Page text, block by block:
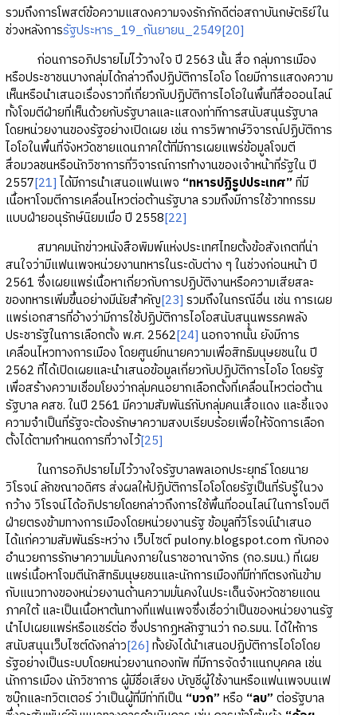
รวมถึงการโพสต์ข้อความแสดงความจงรักภักดีต่อสถาบันกษัตริย์ใน
ช่วงหลังการรัฐประหาร_19_กันยายน_2549[20]
ก่อนการอภิปรายไม่ไว้วางใจ ปี 2563 นั้น สื่อ กลุ่มการเมือง
หรือประชาชนบางกลุ่มได้กล่าวถึงปฏิบัติการไอโอ โดยมีการแสดงความ
เห็นหรือนำเสนอเรื่องราวที่เกี่ยวกับปฏิบัติการไอโอในพื้นที่สื่อออนไลน์
ทั้งโจมตีฝ่ายที่เห็นด้วยกับรัฐบาลและแสดงท่าทีการสนับสนุนรัฐบาล
โดยหน่วยงานของรัฐอย่างเปิดเผย เช่น การวิพากษ์วิจารณ์ปฏิบัติการ
ไอโอในพื้นที่จังหวัดชายแดนภาคใต้ที่มีการเผยแพร่ข้อมูลโจมตี
สื่อมวลชนหรือนักวิชาการที่วิจารณ์การทำงานของเจ้าหน้าที่รัฐใน ปี
2557[21] ได้มีการนำเสนอแฟนเพจ “ทหารปฏิรูปประเทศ” ที่มี
เนื้อหาโจมตีการเคลื่อนไหวต่อต้านรัฐบาล รวมถึงมีการใช้วาทกรรม
แบบฝ่ายอนุรักษ์นิยมเมื่อ ปี 2558[22]
สมาคมนักข่าวหนังสือพิมพ์แห่งประเทศไทยตั้งข้อสังเกตที่น่า
สนใจว่ามีแฟนเพจหน่วยงานทหารในระดับต่าง ๆ ในช่วงก่อนหน้า ปี
2561 ซึ่งเผยแพร่เนื้อหาเกี่ยวกับการปฏิบัติงานหรือความเสียสละ
ของทหารเพิ่มขึ้นอย่างมีนัยสำคัญ[23] รวมถึงในกรณีอื่น เช่น การเผย
แพร่เอกสารที่อ้างว่ามีการใช้ปฏิบัติการไอโอสนับสนุนพรรคพลัง
ประชารัฐในการเลือกตั้ง พ.ศ. 2562[24] นอกจากนั้น ยังมีการ
เคลื่อนไหวทางการเมือง โดยศูนย์ทนายความเพื่อสิทธิมนุษยชนใน ปี
2562 ที่ได้เปิดเผยและนำเสนอข้อมูลเกี่ยวกับปฏิบัติการไอโอ โดยรัฐ
เพื่อสร้างความเชื่อมโยงว่ากลุ่มคนอยากเลือกตั้งที่เคลื่อนไหวต่อต้าน
รัฐบาล คสช. ในปี 2561 มีความสัมพันธ์กับกลุ่มคนเสื้อแดง และชี้แจง
ความจำเป็นที่รัฐจะต้องรักษาความสงบเรียบร้อยเพื่อให้จัดการเลือก
ตั้งได้ตามกำหนดการที่วางไว้[25]
ในการอภิปรายไม่ไว้วางใจรัฐบาลพลเอกประยุทธ์ โดยนาย
วิโรจน์ ลักขณาอดิศร ส่งผลให้ปฏิบัติการไอโอโดยรัฐเป็นที่รับรู้ในวง
กว้าง วิโรจน์ได้อภิปรายโดยกล่าวถึงการใช้พื้นที่ออนไลน์ในการโจมตี
ฝ่ายตรงข้ามทางการเมืองโดยหน่วยงานรัฐ ข้อมูลที่วิโรจน์นำเสนอ
ได้แก่ความสัมพันธ์ระหว่าง เว็บไซต์ pulony.blogspot.com กับกอง
อำนวยการรักษาความมั่นคงภายในราชอาณาจักร (กอ.รมน.) ที่เผย
แพร่เนื้อหาโจมตีนักสิทธิมนุษยชนและนักการเมืองที่มีท่าทีตรงกันข้าม
กับแนวทางของหน่วยงานด้านความมั่นคงในประเด็นจังหวัดชายแดน
ภาคใต้ และเป็นเนื้อหาต้นทางที่แฟนเพจซึ่งเชื่อว่าเป็นของหน่วยงานรัฐ
นำไปเผยแพร่หรือแชร์ต่อ ซึ่งปรากฏหลักฐานว่า กอ.รมน. ได้ให้การ
สนับสนุนเว็บไซต์ดังกล่าว[26] ทั้งยังได้นำเสนอปฏิบัติการไอโอโดย
รัฐอย่างเป็นระบบโดยหน่วยงานกองทัพ ที่มีการจัดจำแนกบุคคล เช่น
นักการเมือง นักวิชาการ ผู้มีชื่อเสียง บัญชีผู้ใช้งานหรือแฟนเพจบนเฟ
ซบุ๊กและทวิตเตอร์ ว่าเป็นผู้ที่มีท่าทีเป็น “บวก” หรือ “ลบ” ต่อรัฐบาล